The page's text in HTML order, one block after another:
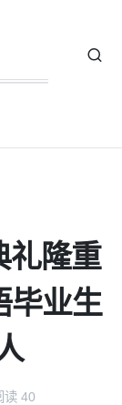
礼隆重
毕业生
读 40